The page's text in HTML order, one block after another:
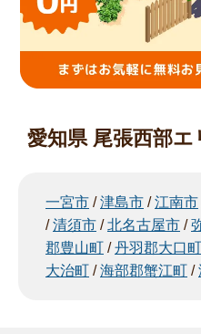
愛知県 尾張西部エ
一宮市 /津島市 /江南市
/清須市 /北名古屋市 /
郡豊山町 /丹羽郡大口町
大治町 /海部郡蟹江町 /